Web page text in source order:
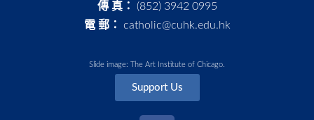
傳 真：
(852) 3942 0995
電 郵：
catholic@cuhk.edu.hk
Slide image: The Art Institute of Chicago.
Support Us